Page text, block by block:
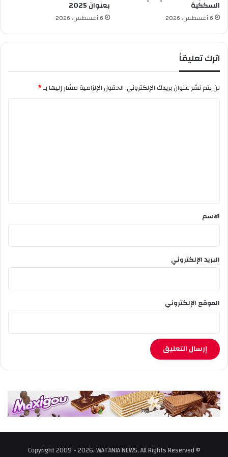
ط
ا
و
ط
و
أ
ب
ا
ء
السككية
6 أغسطس، 2026
بعنوان 2025
6 أغسطس، 2026
اترك تعليقاً
لن يتم نشر عنوان بريدك الإلكتروني.الحقول الإلزامية مشار إليها بـ*
*
الاسم
البريد الإلكتروني
الموقع الإلكتروني
© Copyright 2009 - 2026, WATANIA NEWS, All Rights Reserved